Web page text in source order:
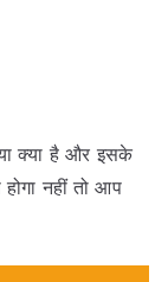
क्या है और इसके
नहीं तो आप